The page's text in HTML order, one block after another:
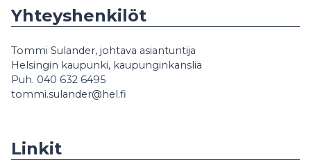
Yhteyshenkilöt
Tommi Sulander, johtava asiantuntija
Helsingin kaupunki, kaupunginkanslia
Puh. 040 632 6495
tommi.sulander@hel.fi
Linkit